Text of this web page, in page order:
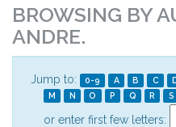
BROWSING BY
ANDRE.
Jump to: 0-9 A B C
M
N O P Q R S
or enter first few letters: